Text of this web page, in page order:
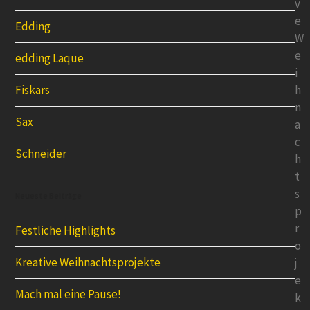
Edding
edding Laque
Fiskars
Sax
Schneider
Festliche Highlights
Kreative Weihnachtsprojekte
Mach mal eine Pause!
v
e
W
e
i
h
n
a
c
h
t
s
p
r
o
j
e
k